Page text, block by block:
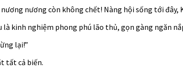
nương còn không chết! Nàng hội sống tới
là kinh nghiệm phong phú lão thủ, gọn gàng ngăn
lại!”
tất cả biến.